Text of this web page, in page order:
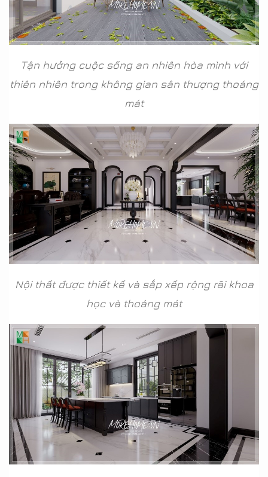
Tận hưởng cuộc sống an nhiên hòa mình với
thiên nhiên trong không gian sân thượng thoáng
mát
Nội thất được thiết kế và sắp xếp rộng rãi khoa
học và thoáng mát